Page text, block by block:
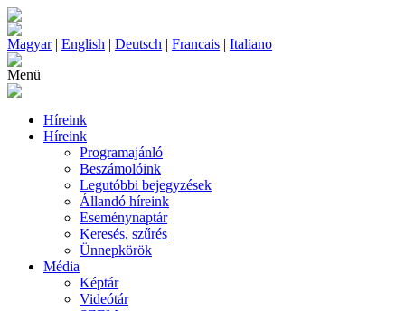
Magyar| English | Deutsch | Francais | Italiano
Menü
Híreink
Híreink
Programajánló
Beszámolóink
Legutóbbi bejegyzések
Állandó híreink
Eseménynaptár
Keresés, szűrés
Ünnepkörök
Média
Képtár
Videótár